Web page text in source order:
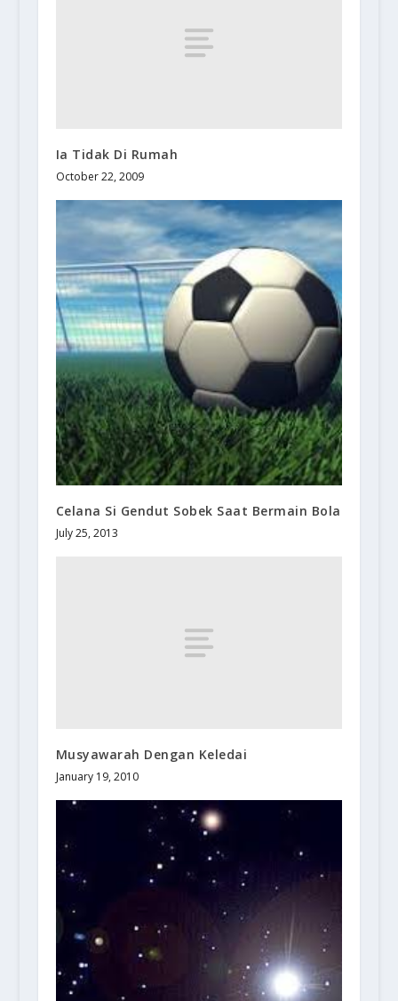
Ia Tidak Di Rumah
October 22, 2009
Celana Si Gendut Sobek Saat Bermain Bola
July 25, 2013
Musyawarah Dengan Keledai
January 19, 2010